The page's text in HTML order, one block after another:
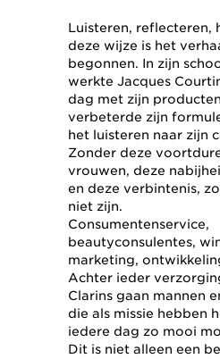
Luisteren, reflecteren,
deze wijze is het
begonnen. In zijn
werkte Jacques
dag met zijn
verbeterde zijn
het luisteren naar zijn
Zonder deze
vrouwen, deze
en deze verbintenis,
niet zijn.
Consumentenservice,
beautyconsulentes,
marketing,
Achter ieder
Clarins gaan mannen
die als missie hebben
iedere dag zo mooi
Dit is niet alleen een